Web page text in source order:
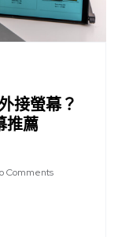
接螢幕？
推薦
Comments